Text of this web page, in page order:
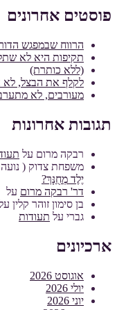
פוסטים אחרונים
הרווח שבמפגש
תקיפות היא לא
(ללא כותרת)
לקלף את הבצל, לא
מעורבים, לא
תגובות אחרונות
רבקה מרום על
משפחת צדוק ( נועה
יֶלֶד מְחֻנָּךְ?
דר' רבקה מרום על
בן סימון זוהר קלין
גברי על תעודות
ארכיונים
אוגוסט 2026
יולי 2026
יוני 2026